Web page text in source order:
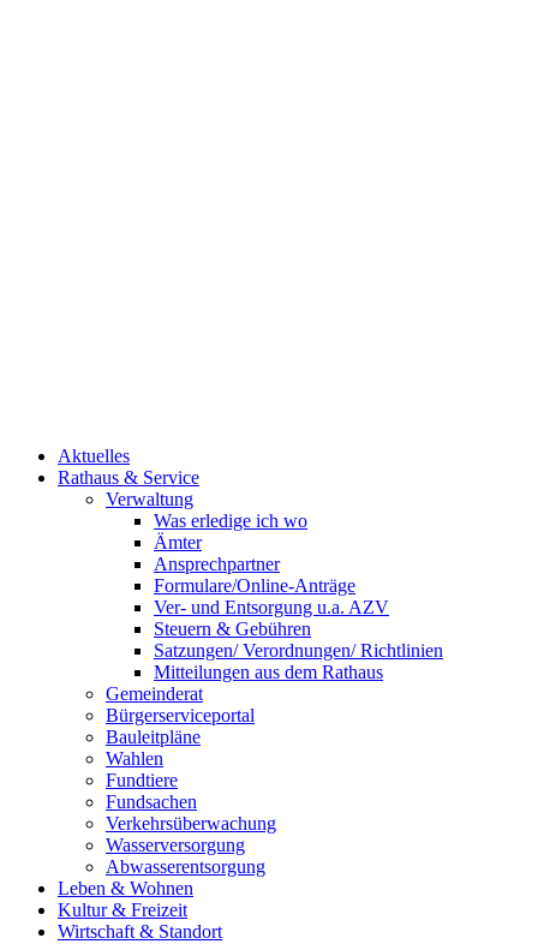
Aktuelles
Rathaus & Service
Verwaltung
Was erledige ich wo
Ämter
Ansprechpartner
Formulare/Online-Anträge
Ver- und Entsorgung u.a. AZV
Steuern & Gebühren
Satzungen/ Verordnungen/ Richtlinien
Mitteilungen aus dem Rathaus
Gemeinderat
Bürgerserviceportal
Bauleitpläne
Wahlen
Fundtiere
Fundsachen
Verkehrsüberwachung
Wasserversorgung
Abwasserentsorgung
Leben & Wohnen
Kultur & Freizeit
Wirtschaft & Standort